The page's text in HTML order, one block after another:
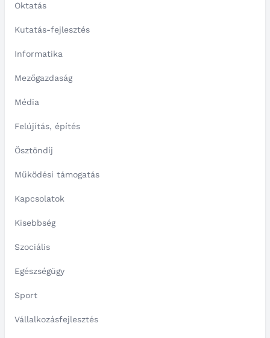
Oktatás
Kutatás-fejlesztés
Informatika
Mezőgazdaság
Média
Felújítás, építés
Ösztöndíj
Működési támogatás
Kapcsolatok
Kisebbség
Szociális
Egészségügy
Sport
Vállalkozásfejlesztés